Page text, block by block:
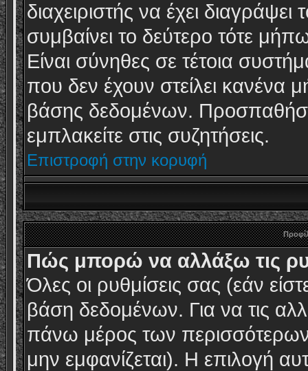
διαχειριστής να έχει
συμβαίνει το δεύτερο τότε
Είναι σύνηθες σε τέτοια
που δεν έχουν στείλει κανένα
βάσης δεδομένων.
εμπλακείτε στις συζητήσεις.
Επιστροφή στην κορυφή
Πώς μπορώ να αλλάξω τις
Όλες οι ρυθμίσεις σας (εάν
βάση δεδομένων. Για να τις
πάνω μέρος των
μην εμφανίζεται). Η επιλογή